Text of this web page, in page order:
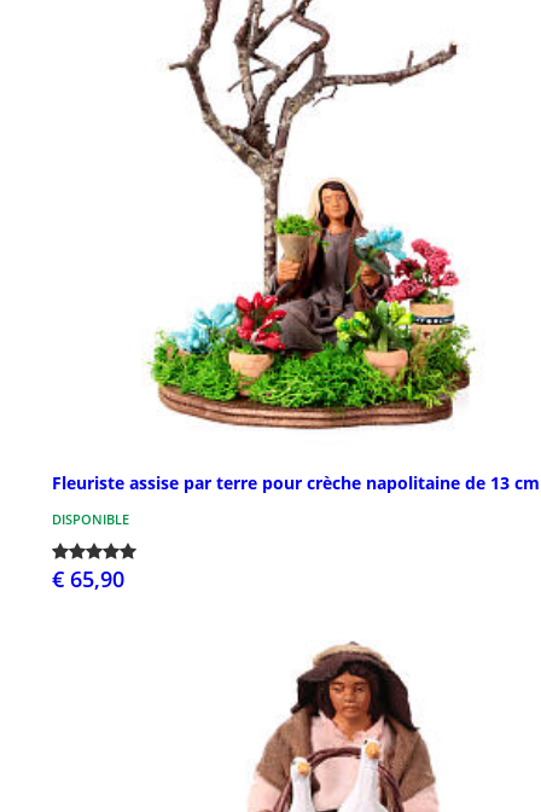
Fleuriste assise par terre pour crèche napolitaine de 13 cm
DISPONIBLE
€ 65,90